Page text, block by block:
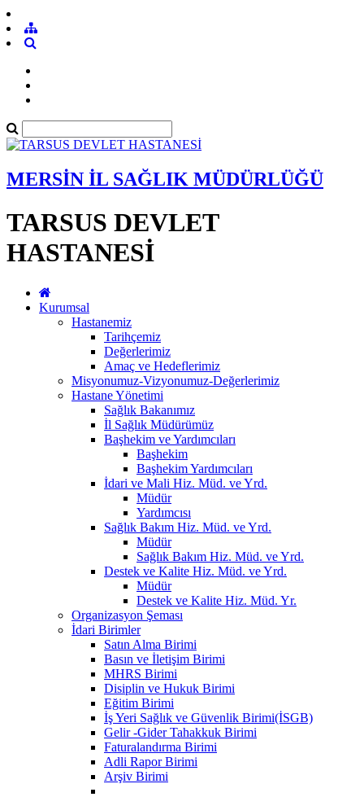
MERSİN İL SAĞLIK MÜDÜRLÜĞÜ
TARSUS DEVLET
HASTANESİ
Kurumsal
Hastanemiz
Tarihçemiz
Değerlerimiz
Amaç ve Hedeflerimiz
Misyonumuz-Vizyonumuz-Değerlerimiz
Hastane Yönetimi
Sağlık Bakanımız
İl Sağlık Müdürümüz
Başhekim ve Yardımcıları
Başhekim
Başhekim Yardımcıları
İdari ve Mali Hiz. Müd. ve Yrd.
Müdür
Yardımcısı
Sağlık Bakım Hiz. Müd. ve Yrd.
Müdür
Sağlık Bakım Hiz. Müd. ve Yrd.
Destek ve Kalite Hiz. Müd. ve Yrd.
Müdür
Destek ve Kalite Hiz. Müd. Yr.
Organizasyon Şeması
İdari Birimler
Satın Alma Birimi
Basın ve İletişim Birimi
MHRS Birimi
Disiplin ve Hukuk Birimi
Eğitim Birimi
İş Yeri Sağlık ve Güvenlik Birimi(İSGB)
Gelir -Gider Tahakkuk Birimi
Faturalandırma Birimi
Adli Rapor Birimi
Arşiv Birimi